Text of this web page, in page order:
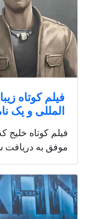
فیلم کوتاه
المللی و یک
فیلم کوتاه خلیج
موفق به دریافت